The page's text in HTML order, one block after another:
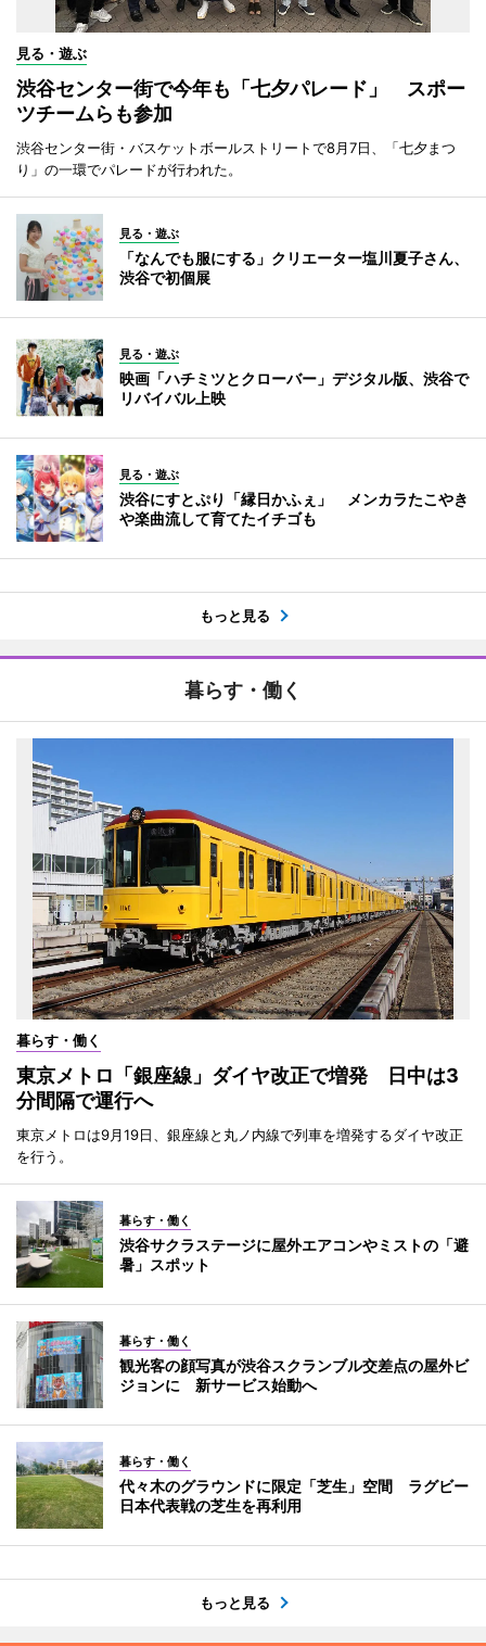
見る・遊ぶ
渋谷センター街で今年も「七夕パレード」 スポー
ツチームらも参加
渋谷センター街・バスケットボールストリートで8月7日、「七夕まつ
り」の一環でパレードが行われた。
見る・遊ぶ
「なんでも服にする」クリエーター塩川夏子さん、
渋谷で初個展
見る・遊ぶ
映画「ハチミツとクローバー」デジタル版、渋谷で
リバイバル上映
見る・遊ぶ
渋谷にすとぷり「縁日かふぇ」 メンカラたこやき
や楽曲流して育てたイチゴも
もっと見る
暮らす・働く
暮らす・働く
東京メトロ「銀座線」ダイヤ改正で増発 日中は3
分間隔で運行へ
東京メトロは9月19日、銀座線と丸ノ内線で列車を増発するダイヤ改正
を行う。
暮らす・働く
渋谷サクラステージに屋外エアコンやミストの「避
暑」スポット
暮らす・働く
観光客の顔写真が渋谷スクランブル交差点の屋外ビ
ジョンに 新サービス始動へ
暮らす・働く
代々木のグラウンドに限定「芝生」空間 ラグビー
日本代表戦の芝生を再利用
もっと見る